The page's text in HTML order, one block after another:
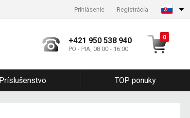
Prihlásenie Registrácia
+421 950 538 940
PO - PIA, 08:00 - 16:00
0
Príslušenstvo TOP ponuky